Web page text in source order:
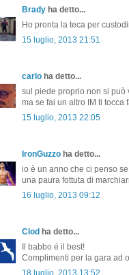
Brady ha detto...
Ho pronta la teca per
15 luglio, 2013 21:51
carlo ha detto...
sul piede proprio non si può
ma se fai un altro IM ti tocca
15 luglio, 2013 22:05
IronGuzzo ha detto...
io è un anno che ci penso
una paura fottuta di
16 luglio, 2013 09:12
Clod ha detto...
Il babbo é il best!
Complimenti per la gara ad
18 luglio, 2013 13:52